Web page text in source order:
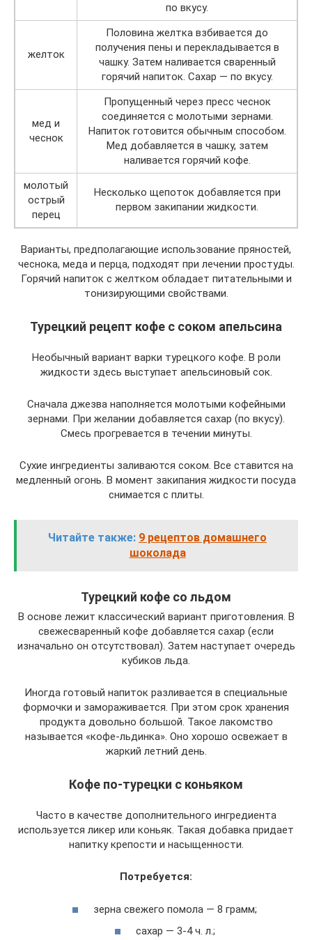
по вкусу.
желток
Половина желтка взбивается до
получения пены и перекладывается в
чашку. Затем наливается сваренный
горячий напиток. Сахар — по вкусу.
мед и
чеснок
Пропущенный через пресс чеснок
соединяется с молотыми зернами.
Напиток готовится обычным способом.
Мед добавляется в чашку, затем
наливается горячий кофе.
молотый
острый
перец
Несколько щепоток добавляется при
первом закипании жидкости.
Варианты, предполагающие использование пряностей,
чеснока, меда и перца, подходят при лечении простуды.
Горячий напиток с желтком обладает питательными и
тонизирующими свойствами.
Турецкий рецепт кофе с соком апельсина
Необычный вариант варки турецкого кофе. В роли
жидкости здесь выступает апельсиновый сок.
Сначала джезва наполняется молотыми кофейными
зернами. При желании добавляется сахар (по вкусу).
Смесь прогревается в течении минуты.
Сухие ингредиенты заливаются соком. Все ставится на
медленный огонь. В момент закипания жидкости посуда
снимается с плиты.
Читайте также: 9 рецептов домашнего
шоколада
Турецкий кофе со льдом
В основе лежит классический вариант приготовления. В
свежесваренный кофе добавляется сахар (если
изначально он отсутствовал). Затем наступает очередь
кубиков льда.
Иногда готовый напиток разливается в специальные
формочки и замораживается. При этом срок хранения
продукта довольно большой. Такое лакомство
называется «кофе-льдинка». Оно хорошо освежает в
жаркий летний день.
Кофе по-турецки с коньяком
Часто в качестве дополнительного ингредиента
используется ликер или коньяк. Такая добавка придает
напитку крепости и насыщенности.
Потребуется:
зерна свежего помола — 8 грамм;
сахар — 3-4 ч. л.;